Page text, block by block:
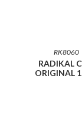
RK8060
RADIKAL
ORIGINAL